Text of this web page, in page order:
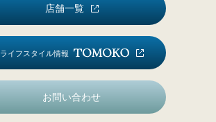
店舗一覧
ライフスタイル情報
お問い合わせ